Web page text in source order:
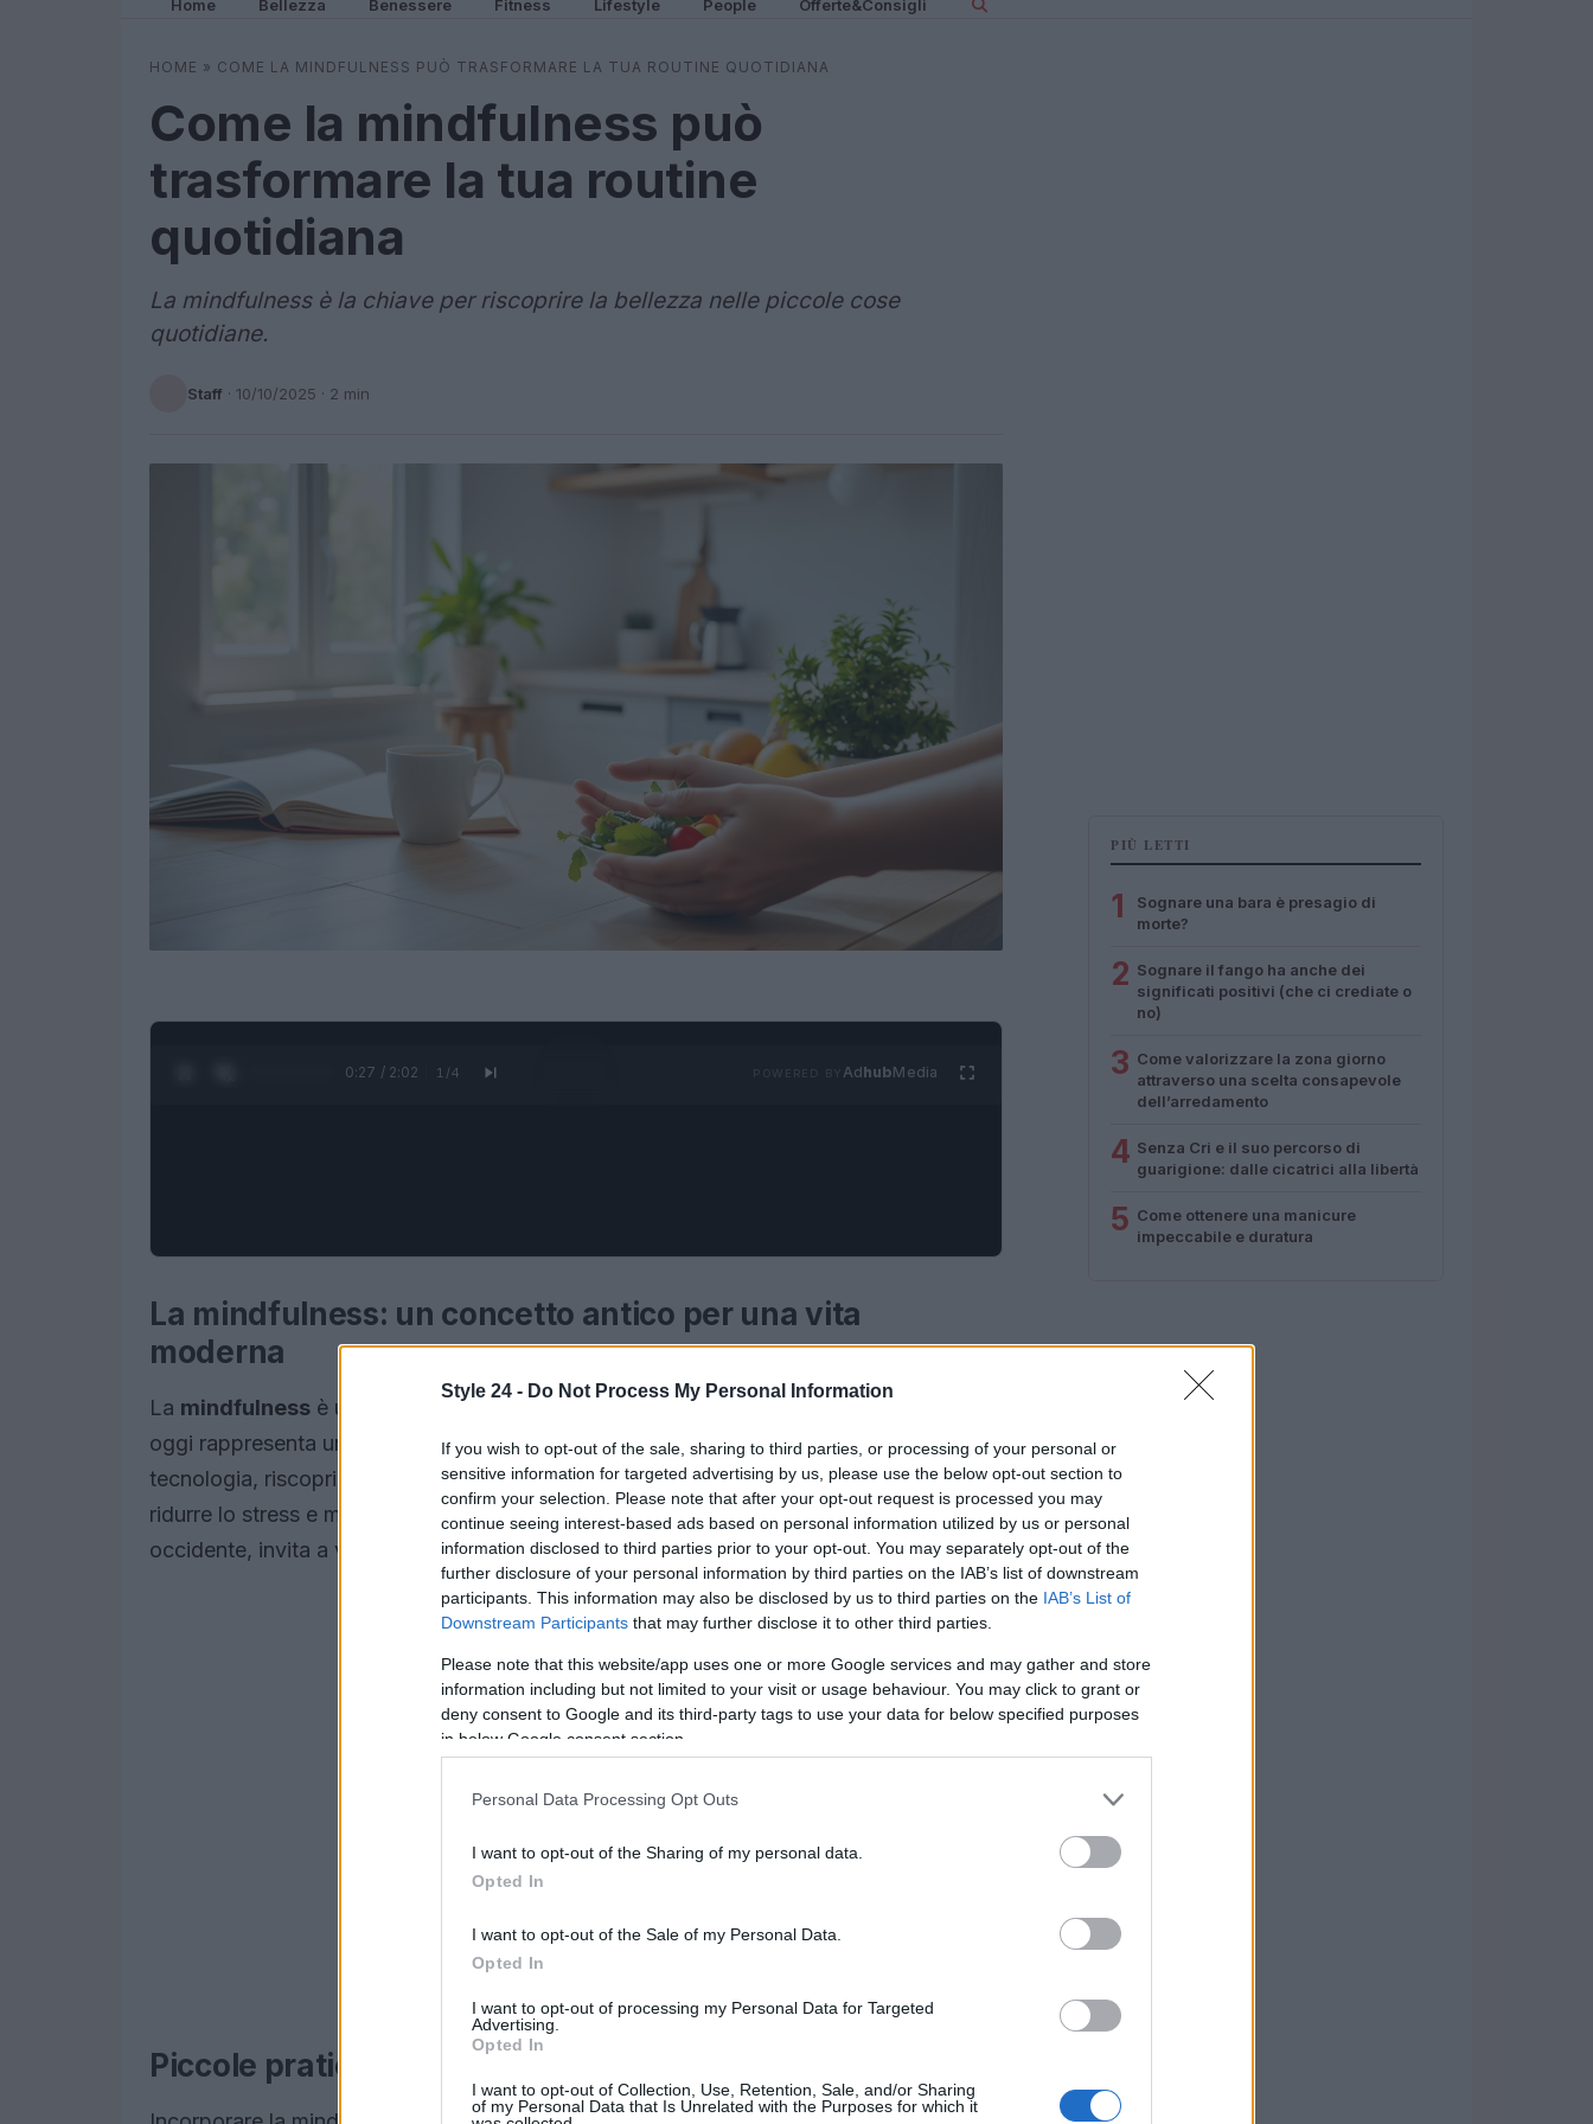
Style 24 - Do Not Process My Personal Information
If you wish to opt-out of the sale, sharing to third parties, or processing of your personal or
sensitive information for targeted advertising by us, please use the below opt-out section to
confirm your selection. Please note that after your opt-out request is processed you may
continue seeing interest-based ads based on personal information utilized by us or personal
information disclosed to third parties prior to your opt-out. You may separately opt-out of the
further disclosure of your personal information by third parties on the IAB’s list of downstream
participants. This information may also be disclosed by us to third parties on the IAB’s List of
Downstream Participants that may further disclose it to other third parties.
Please note that this website/app uses one or more Google services and may gather and store
information including but not limited to your visit or usage behaviour. You may click to grant or
deny consent to Google and its third-party tags to use your data for below specified purposes
in below Google consent section.
Personal Data Processing Opt Outs
I want to opt-out of the Sharing of my personal data.
Opted In
I want to opt-out of the Sale of my Personal Data.
Opted In
I want to opt-out of processing my Personal Data for Targeted
Advertising.
Opted In
I want to opt-out of Collection, Use, Retention, Sale, and/or Sharing
of my Personal Data that Is Unrelated with the Purposes for which it
Home Bellezza Benessere Fitness Lifestyle People Offerte&Consigli
HOME » COME LA MINDFULNESS PUÒ TRASFORMARE LA TUA ROUTINE QUOTIDIANA
Come la mindfulness può
trasformare la tua routine
quotidiana
La mindfulness è la chiave per riscoprire la bellezza nelle piccole cose
quotidiane.
Staff · 10/10/2025 · 2 min
0:28 / 2:02 1 /4 AdhubMedia
La mindfulness: un concetto antico per una vita
moderna
La mindfulness è una pratica le cui radici affondano nella tradizione buddista, ma che
oggi rappresenta un fenomeno globale. In un mondo caratterizzato da frenesia e
tecnologia, riscoprire l’arte della consapevolezza si rivela un rimedio efficace per
ridurre lo stress e migliorare il benessere.Jon Kabat-Zinn , pioniere della mindfulness in
occidente, invita a vivere nel presente, apprezzando ogni istante della vita quotidiana.
Piccole pratiche per grandi cambiamenti
PIÙ LETTI
1
Sognare una bara è presagio di
morte?
2 Sognare il fango ha anche dei
significati positivi (che ci crediate o
no)
3 Come valorizzare la zona giorno
attraverso una scelta consapevole
dell’arredamento
4 Senza Cri e il suo percorso di
guarigione: dalle cicatrici alla libertà
5 Come ottenere una manicure
impeccabile e duratura